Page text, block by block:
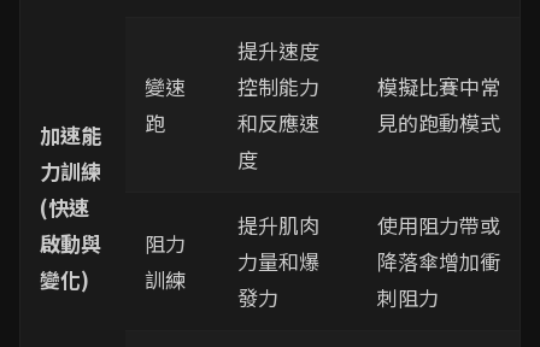
加速能
力訓練
(快速
啟動與
變化)
變速
跑
提升速度
控制能力
和反應速
度
模擬比賽中常
見的跑動模式
阻力
訓練
提升肌肉
力量和爆
發力
使用阻力帶或
降落傘增加衝
刺阻力